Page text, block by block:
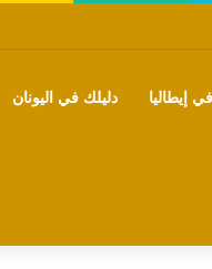
إيطاليا دليلك في اليونان